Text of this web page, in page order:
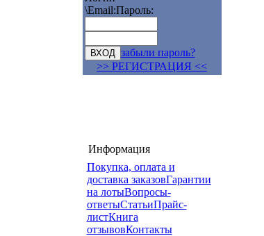
\Email:Пароль:
забыли пароль?
>> РЕГИСТРАЦИЯ <<
Информация
Покупка, оплата и
доставка заказовГарантии
на лотыВопросы-
ответыСтатьиПрайс-
листКнига
отзывовКонтакты